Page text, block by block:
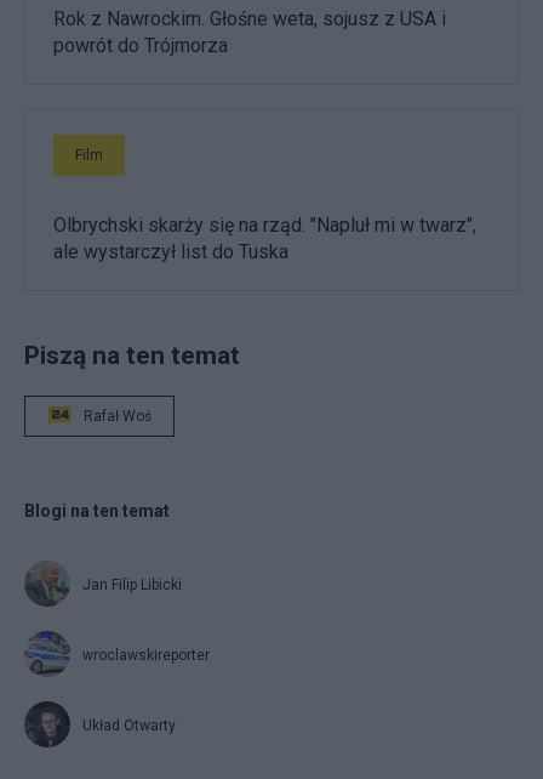
Rok z Nawrockim. Głośne weta, sojusz z USA i
powrót do Trójmorza
Film
Olbrychski skarży się na rząd. "Napluł mi w twarz",
ale wystarczył list do Tuska
Piszą na ten temat
Rafał Woś
Blogi na ten temat
Jan Filip Libicki
wroclawskireporter
Układ Otwarty